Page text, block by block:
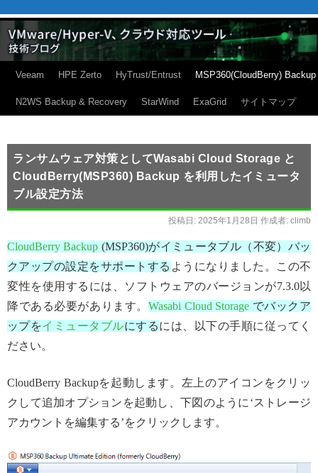
Veeam HPE Zerto HyTrust/Entrust MSP360(CloudBerry) Backup
N2WS Backup & Recovery StarWind ExaGrid サイトマップ
ランサムウェア対策としてWasabi Cloud Storage と
CloudBerry(MSP360) Backup を利用したイミュータ
ブル設定方法
投稿日: 2025年1月28日 作成者: climb
CloudBerry Backup (MSP360)がイミュータブル（不変）バッ
クアップの設定をサポートする ようになりました。この不
変性を使用するには、ソフトウェアのバージョンが7.3.0以
降である必要があります。 Wasabi Cloud Storage でバックア
ップをイミュータブルにするには、以下の手順に従ってく
ださい。
CloudBerry Backupを起動します。左上のアイコンをクリッ
クして追加オプションを起動し、下図のように‘ストレージ
アカウントを編集する’をクリックします。